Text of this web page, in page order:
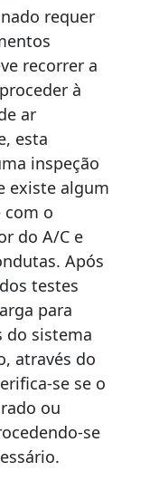
requer
recorrer a
à
ar
esta
inspeção
existe algum
com o
do A/C e
Após
testes
para
do sistema
através do
se se o
ou
se